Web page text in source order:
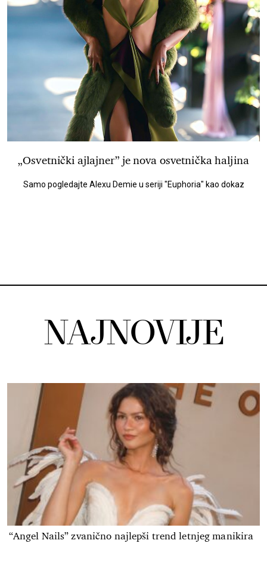
„Osvetnički ajlajner” je nova osvetnička haljina
Samo pogledajte Alexu Demie u seriji "Euphoria" kao dokaz
NAJNOVIJE
“Angel Nails” zvanično najlepši trend letnjeg manikira